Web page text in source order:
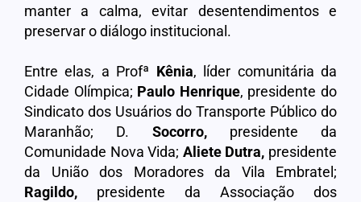
manter a calma, evitar desentendimentos e
preservar o diálogo institucional.
Entre elas, a Profª Kênia, líder comunitária da
Cidade Olímpica; Paulo Henrique, presidente do
Sindicato dos Usuários do Transporte Público do
Maranhão; D. Socorro,presidente da
Comunidade Nova Vida; Aliete Dutra, presidente
da União dos Moradores da Vila Embratel;
Ragildo, presidente da Associação dos